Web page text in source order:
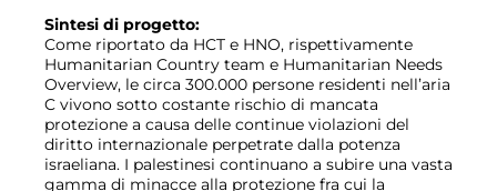
Sintesi di progetto:
Come riportato da HCT e HNO, rispettivamente
Humanitarian Country team e Humanitarian Needs
Overview, le circa 300.000 persone residenti nell’aria
C vivono sotto costante rischio di mancata
protezione a causa delle continue violazioni del
diritto internazionale perpetrate dalla potenza
israeliana. I palestinesi continuano a subire una vasta
gamma di minacce alla protezione fra cui la